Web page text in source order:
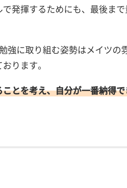
発揮するためにも、最後ま
強に取り組む姿勢はメイツの
ります。
ことを考え、自分が一番納得